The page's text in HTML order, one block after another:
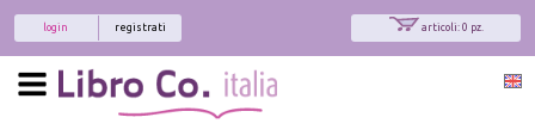
articoli: 0 pz.
registrati
login